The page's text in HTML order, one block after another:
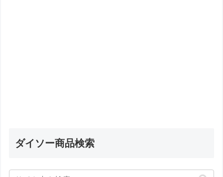
ダイソー商品検索